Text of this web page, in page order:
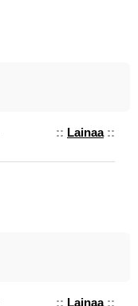
:: Lainaa::
:: Lainaa::